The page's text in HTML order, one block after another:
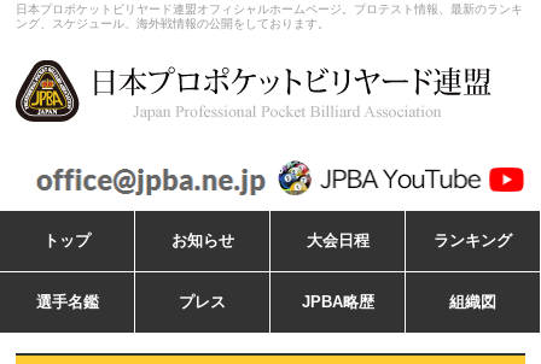
日本プロポケットビリヤード連盟オフィシャルホームページ。プロテスト情報、最新のランキ
ング、スケジュール、海外戦情報の公開をしております。
トップ お知らせ 大会日程 ランキング
選手名鑑 プレス JPBA略歴 組織図